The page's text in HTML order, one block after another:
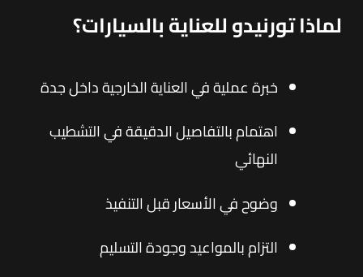
لماذا تورنيدو للعناية بالسيارات؟
خبرة عملية في العناية الخارجية داخل جدة
اهتمام بالتفاصيل الدقيقة في التشطيب
النهائي
وضوح في الأسعار قبل التنفيذ
التزام بالمواعيد وجودة التسليم